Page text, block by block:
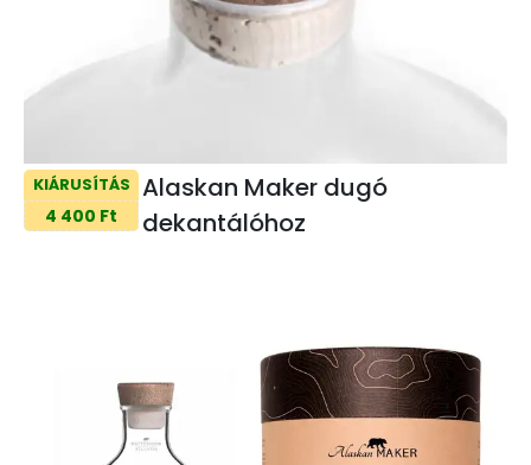
KIÁRUSÍTÁS
4 400 Ft
Alaskan Maker dugó
dekantálóhoz